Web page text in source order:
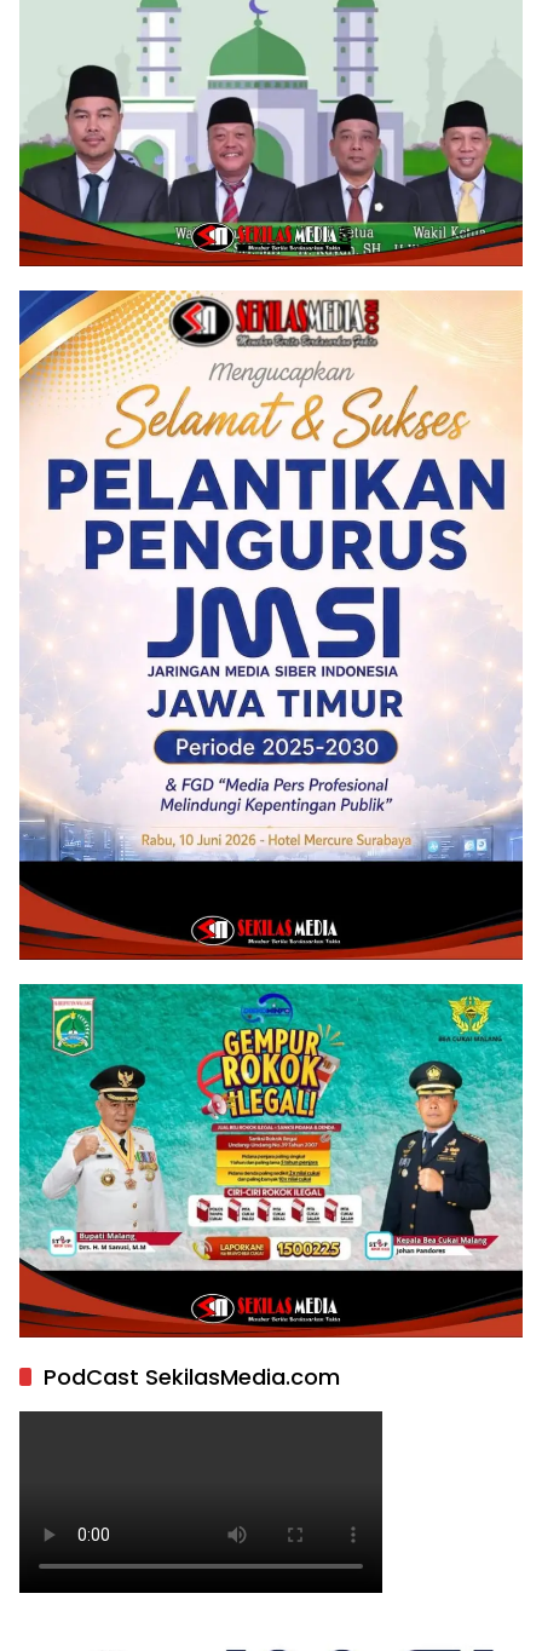
PodCast SekilasMedia.com